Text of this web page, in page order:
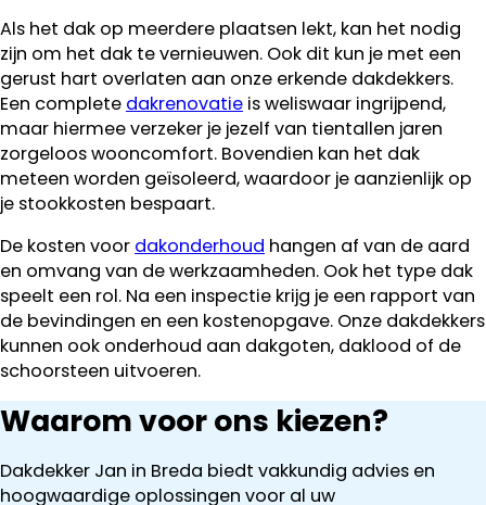
Als het dak op meerdere plaatsen lekt, kan het nodig
zijn om het dak te vernieuwen. Ook dit kun je met een
gerust hart overlaten aan onze erkende dakdekkers.
Een complete dakrenovatie is weliswaar ingrijpend,
maar hiermee verzeker je jezelf van tientallen jaren
zorgeloos wooncomfort. Bovendien kan het dak
meteen worden geïsoleerd, waardoor je aanzienlijk op
je stookkosten bespaart.
De kosten voor dakonderhoud hangen af van de aard
en omvang van de werkzaamheden. Ook het type dak
speelt een rol. Na een inspectie krijg je een rapport van
de bevindingen en een kostenopgave. Onze dakdekkers
kunnen ook onderhoud aan dakgoten, daklood of de
schoorsteen uitvoeren.
Waarom voor ons kiezen?
Dakdekker Jan in Breda biedt vakkundig advies en
hoogwaardige oplossingen voor al uw